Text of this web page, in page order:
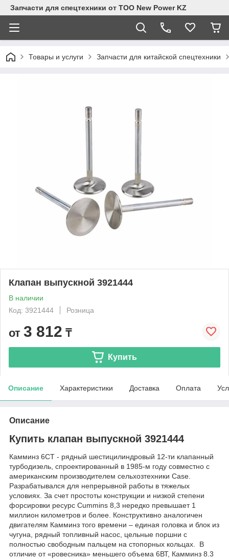
Запчасти для спецтехники от ТОО New Power KZ
Товары и услуги Запчасти для китайской спецтехники
Клапан выпускной 3921444
В наличии
Код: 3921444
Розница
от 3 812 ₸
Купить
Описание Характеристики Доставка Оплата
Описание
Купить клапан выпускной 3921444
Камминз 6CT - рядный шестицилиндровый 12-ти клапанный
турбодизель, спроектированный в 1985-м году совместно с
американским производителем сельхозтехники Case.
Разрабатывался для непрерывной работы в тяжелых
условиях. За счет простоты конструкции и низкой степени
форсировки ресурс Cummins 8,3 нередко превышает 1
миллион километров и более. Конструктивно аналогичен
двигателям Камминз того времени – единая головка и блок из
чугуна, рядный топливный насос, цельные поршни с
полностью свободным пальцем на стопорных кольцах. В
отличие от «ровесника» меньшего объема 6ВТ, Камминз 8.3